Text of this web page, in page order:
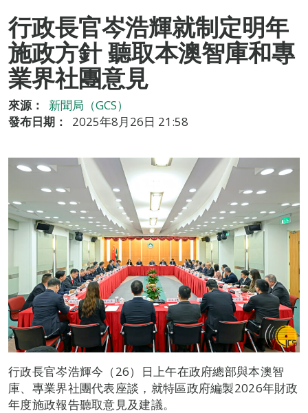
行政長官岑浩輝就制定明年
施政方針 聽取本澳智庫和專
業界社團意見
來源：
新聞局（GCS）
發布日期：
2025年8月26日 21:58
行政長官岑浩輝今（26）日上午在政府總部與本澳智
庫、專業界社團代表座談，就特區政府編製2026年財政
年度施政報告聽取意見及建議。